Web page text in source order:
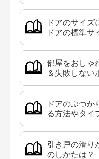
ドアのサイズ
ドアの標準サ
部屋をおしゃ
＆失敗しない
ドアのぶつ
る方法やタイ
引き戸の滑り
のしかたは？